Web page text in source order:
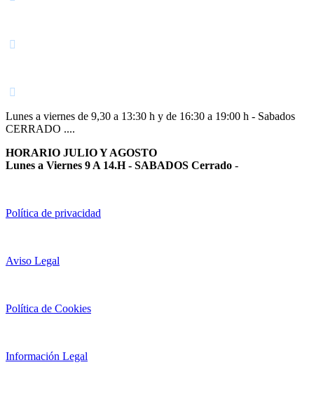
Lunes a viernes de 9,30 a 13:30 h y de 16:30 a 19:00 h - Sabados
CERRADO ....
HORARIO JULIO Y AGOSTO
Lunes a Viernes 9 A 14.H - SABADOS Cerrado -
Política de privacidad
Aviso Legal
Política de Cookies
Información Legal